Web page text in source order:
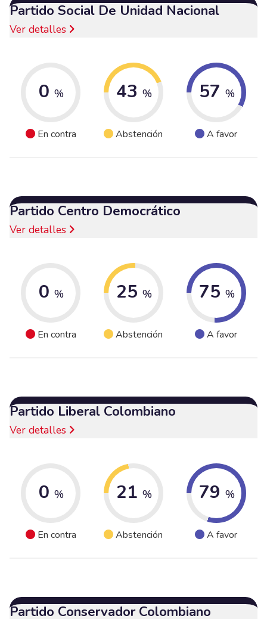
Partido Social De Unidad Nacional
Ver detalles
0 %
En contra
43 %
Abstención
57 %
A favor
Partido Centro Democrático
Ver detalles
0 %
En contra
25 %
Abstención
75 %
A favor
Partido Liberal Colombiano
Ver detalles
0 %
En contra
21 %
Abstención
79 %
A favor
Partido Conservador Colombiano